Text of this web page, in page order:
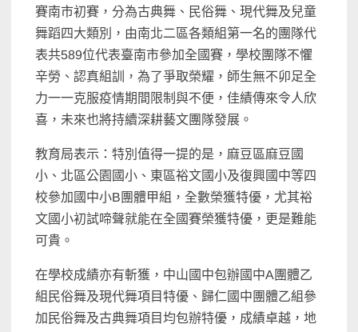
賽南市初賽，分為古典舞、民俗舞、現代舞及兒童
舞蹈四大類別，由南北二區各類組第一名的團隊代
表共589位代表臺南市參加全國賽，學校團隊不懼
辛勞、認真組訓，為了爭取榮耀，師生無不卯足全
力一一克服疫情期間限制與不便，佳績傳來令人欣
喜，未來也將持續深耕藝文團隊發展。
教育局表示：特別值得一提的是，麻豆區麻豆國
小、北區公園國小、東區裕文國小及復興國中等四
校參加國中小B團體甲組，全數榮獲特優，尤其裕
文國小初試啼聲就能在全國賽榮獲特優，更是難能
可貴。
在學校成績亦有斬獲，中山國中包辦國中A團體乙
組民俗舞及現代舞項目特優、歸仁國中團體乙組參
加民俗舞及古典舞項目均包辦特優，成績卓越，地